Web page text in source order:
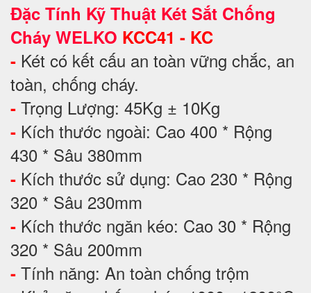
Đặc Tính Kỹ Thuật Két Sắt Chống
Cháy WELKO KCC41 - KC
- Két có kết cấu an toàn vững chắc, an
toàn, chống cháy.
- Trọng Lượng: 45Kg ± 10Kg
- Kích thước ngoài: Cao 400 * Rộng
430 * Sâu 380mm
- Kích thước sử dụng: Cao 230 * Rộng
320 * Sâu 230mm
- Kích thước ngăn kéo: Cao 30 * Rộng
320 * Sâu 200mm
- Tính năng: An toàn chống trộm